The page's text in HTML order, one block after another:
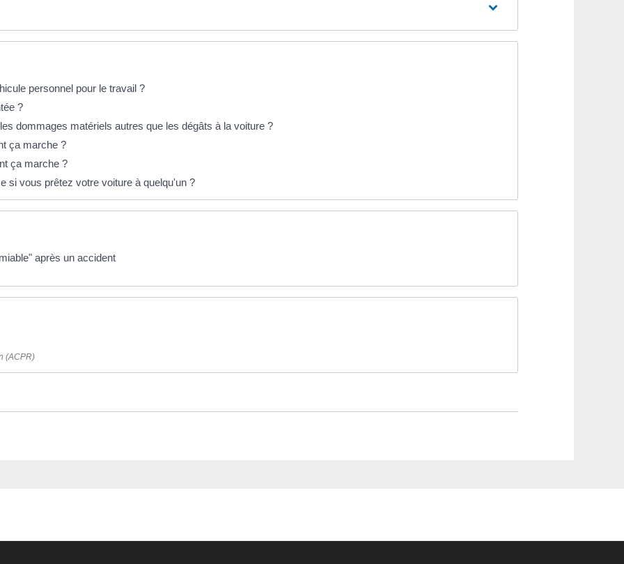
personnel pour le travail ?
?
dommages matériels autres que les dégâts à la voiture ?
ça marche ?
ça marche ?
si vous prêtez votre voiture à quelqu'un ?
après un accident
(ACPR)